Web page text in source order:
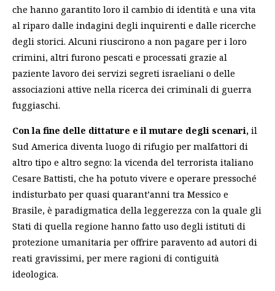
che hanno garantito loro il cambio di identità e una vita
al riparo dalle indagini degli inquirenti e dalle ricerche
degli storici. Alcuni riuscirono a non pagare per i loro
crimini, altri furono pescati e processati grazie al
paziente lavoro dei servizi segreti israeliani o delle
associazioni attive nella ricerca dei criminali di guerra
fuggiaschi.
Con la fine delle dittature e il mutare degli scenari, il
Sud America diventa luogo di rifugio per malfattori di
altro tipo e altro segno: la vicenda del terrorista italiano
Cesare Battisti, che ha potuto vivere e operare pressoché
indisturbato per quasi quarant’anni tra Messico e
Brasile, è paradigmatica della leggerezza con la quale gli
Stati di quella regione hanno fatto uso degli istituti di
protezione umanitaria per offrire paravento ad autori di
reati gravissimi, per mere ragioni di contiguità
ideologica.